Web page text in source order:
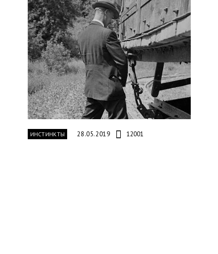
ИНСТИНКТЫ 28.05.2019 12001